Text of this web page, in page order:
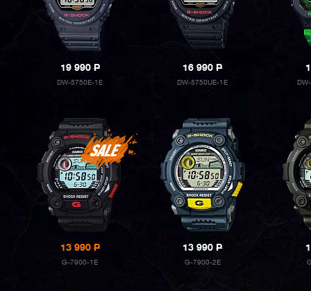
19 990P
DW-5750E-1E
16 990P
DW-5750UE-1E
13 990P
G-7900-1E
13 990P
G-7900-2E